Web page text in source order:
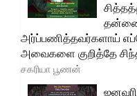
அர்ப்பணித்தவர்களாய்
அவைகளை குறித்தே
சகரியா பூணன்